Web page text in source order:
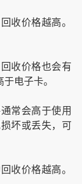
价格越高。
收价格也会有
电子卡。
常会高于使用
坏或丢失，可
价格越高。